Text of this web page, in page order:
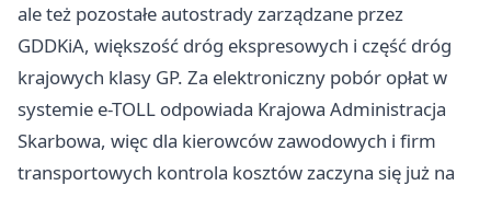
ale też pozostałe autostrady zarządzane przez
GDDKiA, większość dróg ekspresowych i część dróg
krajowych klasy GP. Za elektroniczny pobór opłat w
systemie e-TOLL odpowiada Krajowa Administracja
Skarbowa, więc dla kierowców zawodowych i firm
transportowych kontrola kosztów zaczyna się już na